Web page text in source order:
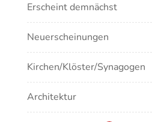
Erscheint demnächst
Neuerscheinungen
Kirchen/Klöster/Synagogen
Architektur